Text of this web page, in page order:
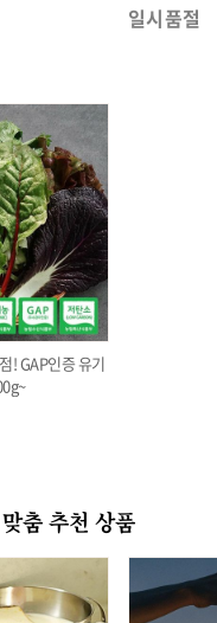
일시품절
! GAP인증 유기
춤 추천 상품